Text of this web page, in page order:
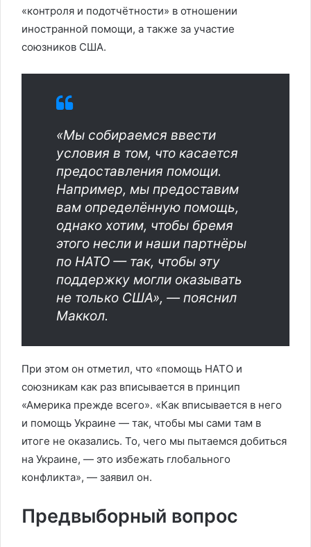
«контроля и подотчётности» в отношении
иностранной помощи, а также за участие
союзников США.
«Мы собираемся ввести
условия в том, что касается
предоставления помощи.
Например, мы предоставим
вам определённую помощь,
однако хотим, чтобы бремя
этого несли и наши партнёры
по НАТО — так, чтобы эту
поддержку могли оказывать
не только США», — пояснил
Маккол.
При этом он отметил, что «помощь НАТО и
союзникам как раз вписывается в принцип
«Америка прежде всего». «Как вписывается в него
и помощь Украине — так, чтобы мы сами там в
итоге не оказались. То, чего мы пытаемся добиться
на Украине, — это избежать глобального
конфликта», — заявил он.
Предвыборный вопрос